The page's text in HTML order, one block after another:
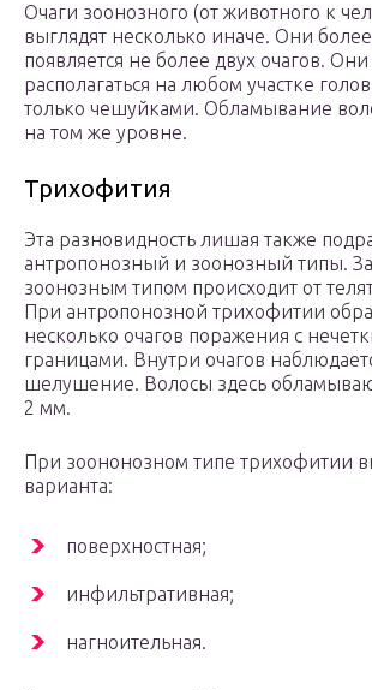
Очаги зоонозного (от животного к
выглядят несколько иначе. Они
появляется не более двух очагов. Они
располагаться на любом участке
только чешуйками. Обламывание
на том же уровне.
Трихофития
Эта разновидность лишая также
антропонозный и зоонозный типы.
зоонозным типом происходит от
При антропонозной трихофитии
несколько очагов поражения с
границами. Внутри очагов
шелушение. Волосы здесь
2 мм.
При зоононозном типе трихофитии
варианта:
поверхностная;
инфильтративная;
нагноительная.